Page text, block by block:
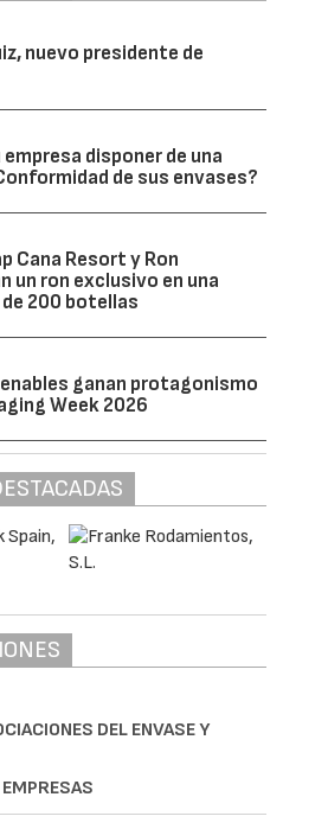
nuevo presidente de
empresa disponer de una
de sus envases?
Cana Resort y Ron
un ron exclusivo en una
200 botellas
ganan protagonismo
Week 2026
DEL ENVASE Y